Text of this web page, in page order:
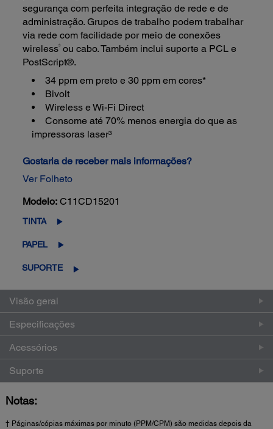
segurança com perfeita integração de rede e de
administração. Grupos de trabalho podem trabalhar
via rede com facilidade por meio de conexões
wireless3 ou cabo. Também inclui suporte a PCL e
PostScript®.
34 ppm em preto e 30 ppm em cores*
Bivolt
Wireless e Wi-Fi Direct
Consome até 70% menos energia do que as
impressoras laser³
Gostaria de receber mais informações?
Ver Folheto
Modelo: C11CD15201
TINTA
PAPEL
SUPORTE
Visão geral
Especificações
Acessórios
Suporte
Notas:
† Páginas/cópias máximas por minuto (PPM/CPM) são medidas depois da